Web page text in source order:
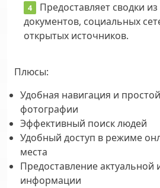
Предоставляет сводки
документов, социальных
открытых источников.
Плюсы:
Удобная навигация и
фотографии
Эффективный поиск людей
Удобный доступ в режиме
места
Предоставление актуальной
информации